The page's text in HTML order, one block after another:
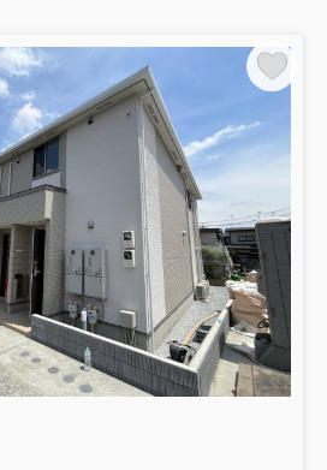
は・・・
万円！！
よりご覧ください♪
さいたま市岩槻区 大字黒
建 ４ＬＤＫ[6991426082]
の一戸建て（提供元：Ｒ
(株)アイシン）｜一軒